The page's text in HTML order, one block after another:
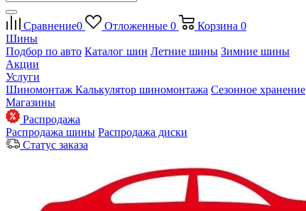
Сравнение0 Отложенные 0 Корзина 0
Шины
Подбор по авто Каталог шин Летние шины Зимние шины
Акции
Услуги
Шиномонтаж Калькулятор шиномонтажа Сезонное хранение
Магазины
Распродажа
Распродажа шины Распродажа диски
Статус заказа